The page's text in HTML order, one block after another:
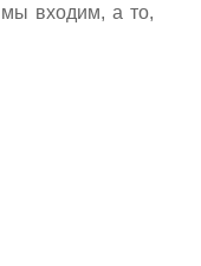
мы входим, а то,